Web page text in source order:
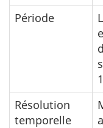
Période
Résolution
temporelle